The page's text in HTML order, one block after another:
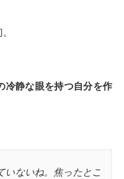
冷静な眼を持つ自分を作
いないね。焦ったとこ